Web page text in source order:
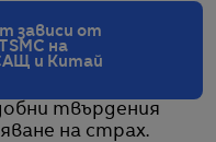
зависи от
на
и Китай
твърдения
на страх.